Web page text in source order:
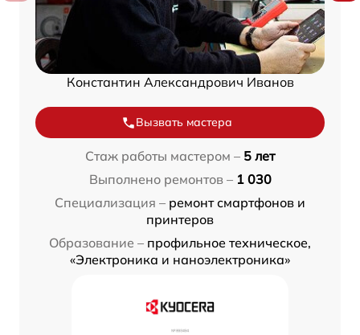
Константин Александрович Иванов
Вызвать мастера
Стаж работы мастером – 5 лет
Выполнено ремонтов – 1 030
Специализация – ремонт смартфонов и
принтеров
Образование – профильное техническое,
«Электроника и наноэлектроника»